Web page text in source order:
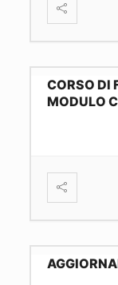
CORSO DI
MODULO C